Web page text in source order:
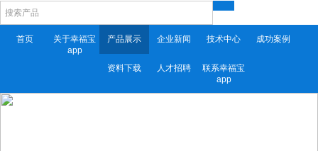
首页
关于幸福宝
app
产品展示 企业新闻 技术中心 成功案例
资料下载 人才招聘
联系幸福宝
app